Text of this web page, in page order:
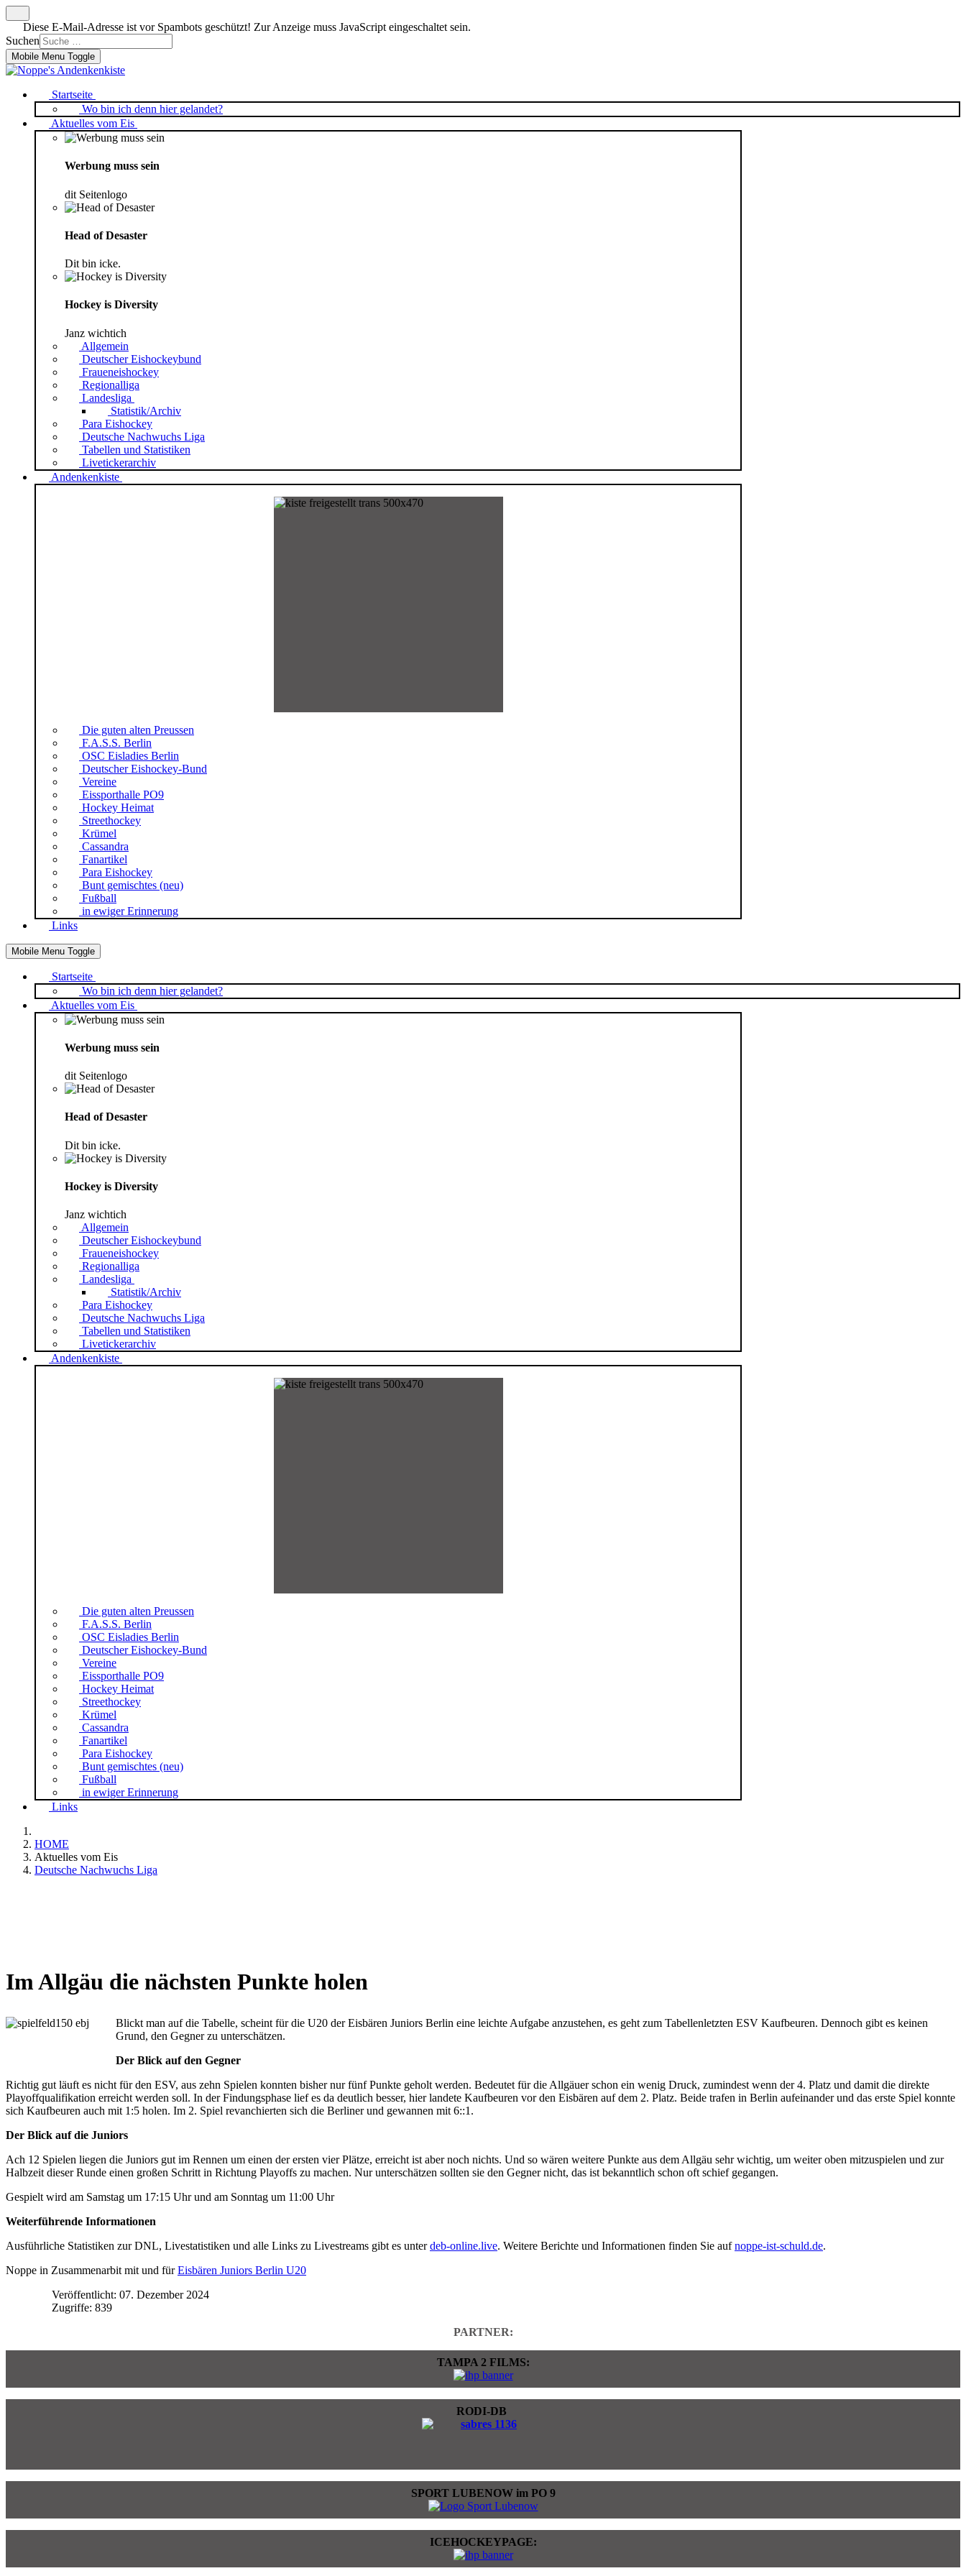
Diese E-Mail-Adresse ist vor Spambots geschützt! Zur Anzeige muss JavaScript eingeschaltet sein.
Suchen
Mobile Menu Toggle
Startseite
Wo bin ich denn hier gelandet?
Aktuelles vom Eis
Werbung muss sein
dit Seitenlogo
Head of Desaster
Dit bin icke.
Hockey is Diversity
Janz wichtich
Allgemein
Deutscher Eishockeybund
Fraueneishockey
Regionalliga
Landesliga
Statistik/Archiv
Para Eishockey
Deutsche Nachwuchs Liga
Tabellen und Statistiken
Livetickerarchiv
Andenkenkiste
Die guten alten Preussen
F.A.S.S. Berlin
OSC Eisladies Berlin
Deutscher Eishockey-Bund
Vereine
Eissporthalle PO9
Hockey Heimat
Streethockey
Krümel
Cassandra
Fanartikel
Para Eishockey
Bunt gemischtes (neu)
Fußball
in ewiger Erinnerung
Links
Mobile Menu Toggle
Startseite
Wo bin ich denn hier gelandet?
Aktuelles vom Eis
Werbung muss sein
dit Seitenlogo
Head of Desaster
Dit bin icke.
Hockey is Diversity
Janz wichtich
Allgemein
Deutscher Eishockeybund
Fraueneishockey
Regionalliga
Landesliga
Statistik/Archiv
Para Eishockey
Deutsche Nachwuchs Liga
Tabellen und Statistiken
Livetickerarchiv
Andenkenkiste
Die guten alten Preussen
F.A.S.S. Berlin
OSC Eisladies Berlin
Deutscher Eishockey-Bund
Vereine
Eissporthalle PO9
Hockey Heimat
Streethockey
Krümel
Cassandra
Fanartikel
Para Eishockey
Bunt gemischtes (neu)
Fußball
in ewiger Erinnerung
Links
HOME
Aktuelles vom Eis
Deutsche Nachwuchs Liga
Im Allgäu die nächsten Punkte holen
Blickt man auf die Tabelle, scheint für die U20 der Eisbären Juniors Berlin eine leichte Aufgabe anzustehen, es geht zum Tabellenletzten ESV Kaufbeuren. Dennoch gibt es keinen
Grund, den Gegner zu unterschätzen.
Der Blick auf den Gegner
Richtig gut läuft es nicht für den ESV, aus zehn Spielen konnten bisher nur fünf Punkte geholt werden. Bedeutet für die Allgäuer schon ein wenig Druck, zumindest wenn der 4. Platz und damit die direkte
Playoffqualifikation erreicht werden soll. In der Findungsphase lief es da deutlich besser, hier landete Kaufbeuren vor den Eisbären auf dem 2. Platz. Beide trafen in Berlin aufeinander und das erste Spiel konnte
sich Kaufbeuren auch mit 1:5 holen. Im 2. Spiel revanchierten sich die Berliner und gewannen mit 6::1.
Der Blick auf die Juniors
Ach 12 Spielen liegen die Juniors gut im Rennen um einen der ersten vier Plätze, erreicht ist aber noch nichts. Und so wären weitere Punkte aus dem Allgäu sehr wichtig, um weiter oben mitzuspielen und zur
Halbzeit dieser Runde einen großen Schritt in Richtung Playoffs zu machen. Nur unterschätzen sollten sie den Gegner nicht, das ist bekanntlich schon oft schief gegangen.
Gespielt wird am Samstag um 17:15 Uhr und am Sonntag um 11:00 Uhr
Weiterführende Informationen
Ausführliche Statistiken zur DNL, Livestatistiken und alle Links zu Livestreams gibt es unterdeb-online.live. Weitere Berichte und Informationen finden Sie aufnoppe-ist-schuld.de.
Noppe in Zusammenarbit mit und fürEisbären Juniors Berlin U20
Veröffentlicht: 07. Dezember 2024
Zugriffe: 839
PARTNER:
TAMPA 2 FILMS:
RODI-DB
SPORT LUBENOW im PO 9
ICEHOCKEYPAGE: